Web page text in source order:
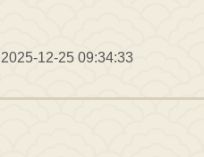
2025-12-25 09:34:33